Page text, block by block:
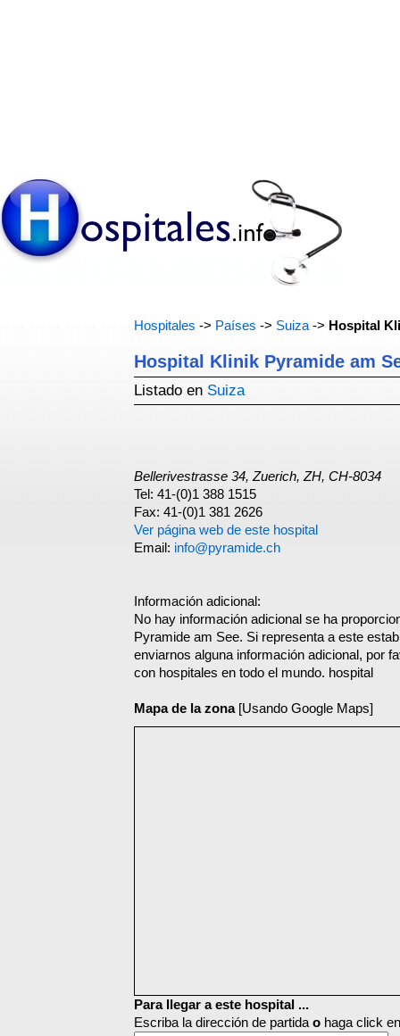
Hospitales -> Países -> Suiza -> Hospital
Hospital Klinik Pyramide am
Listado en Suiza
Bellerivestrasse 34, Zuerich, ZH, CH-8034
Tel: 41-(0)1 388 1515
Fax: 41-(0)1 381 2626
Ver página web de este hospital
Email: info@pyramide.ch
Información adicional:
No hay información adicional se ha
Pyramide am See. Si representa a este
enviarnos alguna información adicional, por
con hospitales en todo el mundo. hospital
Mapa de la zona[Usando Google Maps]
Para llegar a este hospital ...
Escriba la dirección de partida o haga click